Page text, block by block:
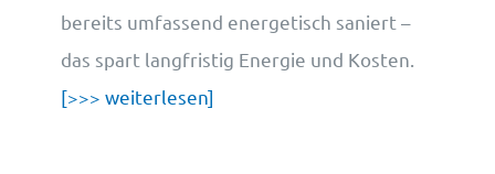
bereits umfassend energetisch saniert –
das spart langfristig Energie und Kosten.
[>>> weiterlesen]